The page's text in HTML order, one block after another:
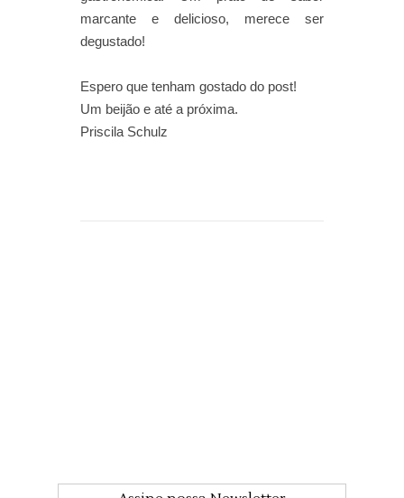
marcante e delicioso, merece ser
degustado!
Espero que tenham gostado do post!
Um beijão e até a próxima.
Priscila Schulz